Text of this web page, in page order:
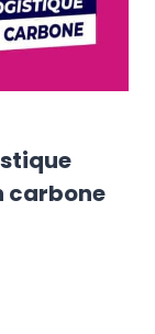
carbone